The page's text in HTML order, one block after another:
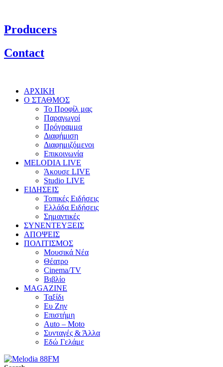
Producers
Contact
ΑΡΧΙΚΗ
Ο ΣΤΑΘΜΟΣ
Το Προφίλ μας
Παραγωγοί
Πρόγραμμα
Διαφήμιση
Διαφημιζόμενοι
Επικοινωνία
MELODIA LIVE
Άκουσε LIVE
Studio LIVE
ΕΙΔΗΣΕΙΣ
Τοπικές Ειδήσεις
Ελλάδα Ειδήσεις
Σημαντικές
ΣΥΝΕΝΤΕΥΞΕΙΣ
ΑΠΟΨΕΙΣ
ΠΟΛΙΤΙΣΜΟΣ
Μουσικά Νέα
Θέατρο
Cinema/TV
Βιβλίο
MAGAZINE
Ταξίδι
Ευ Ζην
Επιστήμη
Auto – Moto
Συνταγές & Άλλα
Εδώ Γελάμε